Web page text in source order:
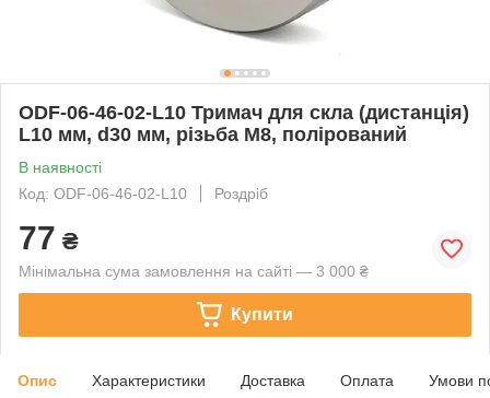
ODF-06-46-02-L10 Тримач для скла (дистанція)
L10 мм, d30 мм, різьбa М8, полірований
В наявності
Код: ODF-06-46-02-L10
Роздріб
77 ₴
Мінімальна сума замовлення на сайті — 3 000 ₴
Купити
Опис Характеристики Доставка Оплата Умови